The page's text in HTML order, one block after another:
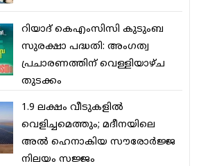
റിയാദ് കെഎംസിസി കുടുംബ
സുരക്ഷാ പദ്ധതി: അംഗത്വ
പ്രചാരണത്തിന് വെള്ളിയാഴ്ച
തുടക്കം
1.9 ലക്ഷം വീടുകളില്‍
വെളിച്ചമെത്തും; മദീനയിലെ
അല്‍ ഹെനാകിയ സൗരോര്‍ജ്ജ
നിലയം സജ്ജം